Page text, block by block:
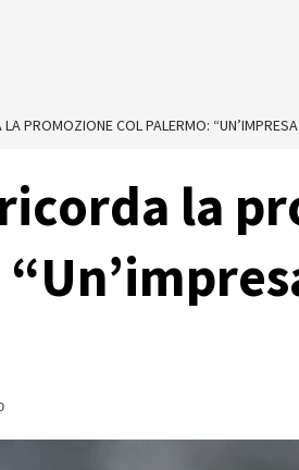
PROMOZIONE COL PALERMO:
la